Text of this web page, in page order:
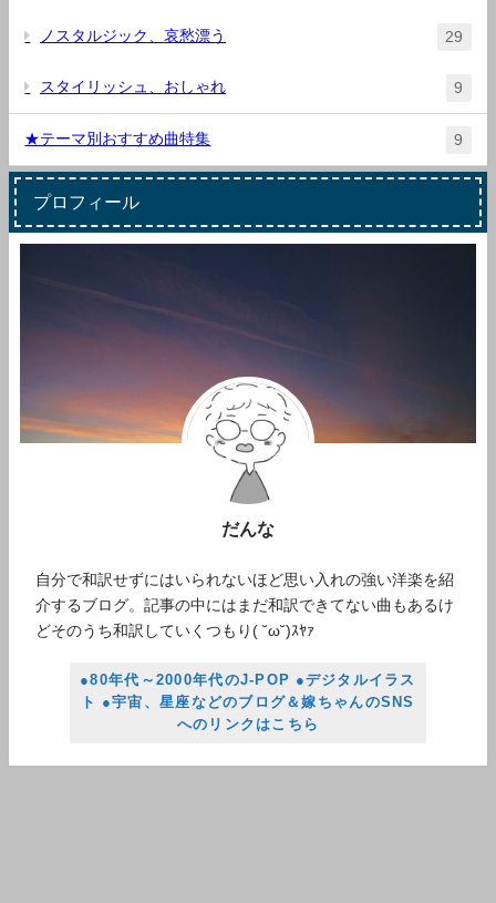
ノスタルジック、哀愁漂う 29
スタイリッシュ、おしゃれ 9
★テーマ別おすすめ曲特集 9
プロフィール
だんな
自分で和訳せずにはいられないほど思い入れの強い洋楽を紹
介するブログ。記事の中にはまだ和訳できてない曲もあるけ
どそのうち和訳していくつもり( ˘ω˘)ｽﾔｧ
●80年代～2000年代のJ-POP ●デジタルイラス
ト ●宇宙、星座などのブログ＆嫁ちゃんのSNS
へのリンクはこちら